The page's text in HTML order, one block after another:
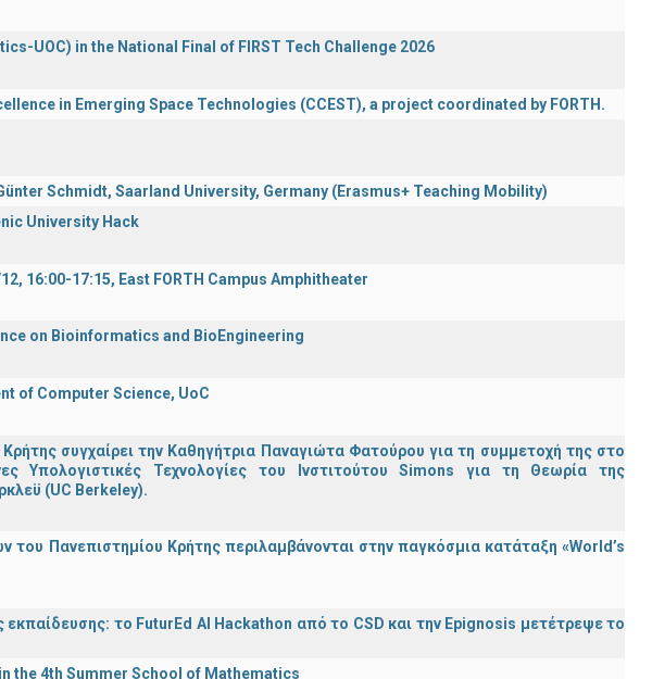
UOC) in the National Final of FIRST Tech Challenge 2026
in Emerging Space Technologies (CCEST), a project coordinated by FORTH.
Schmidt, Saarland University, Germany (Erasmus+ Teaching Mobility)
University Hack
16:00-17:15, East FORTH Campus Amphitheater
on Bioinformatics and BioEngineering
of Computer Science, UoC
συγχαίρει την Καθηγήτρια Παναγιώτα Φατούρου για τη συμμετοχή της στο
Υπολογιστικές Τεχνολογίες του Ινστιτούτου Simons για τη Θεωρία της
(UC Berkeley).
Πανεπιστημίου Κρήτης περιλαμβάνονται στην παγκόσμια κατάταξη «World’s
το FuturEd AI Hackathon από το CSD και την Epignosis μετέτρεψε το
the 4th Summer School of Mathematics